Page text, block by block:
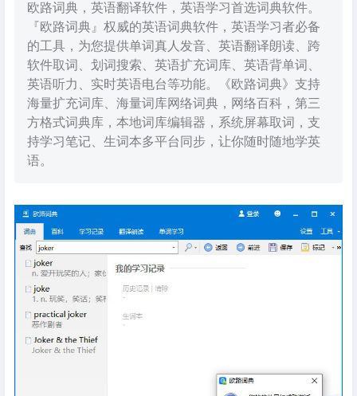
欧路词典，英语翻译软件，英语学习首选词典软件。
『欧路词典』权威的英语词典软件，英语学习者必备
的工具，为您提供单词真人发音、英语翻译朗读、跨
软件取词、划词搜索、英语扩充词库、英语背单词、
英语听力、实时英语电台等功能。《欧路词典》支持
海量扩充词库、海量词库网络词典，网络百科，第三
方格式词典库，本地词库编辑器，系统屏幕取词，支
持学习笔记、生词本多平台同步，让你随时随地学英
语。